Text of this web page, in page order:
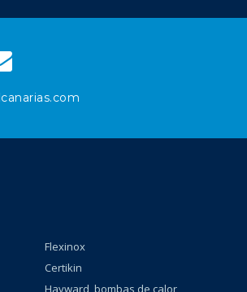
Flexinox
Certikin
Hayward, bombas de calor